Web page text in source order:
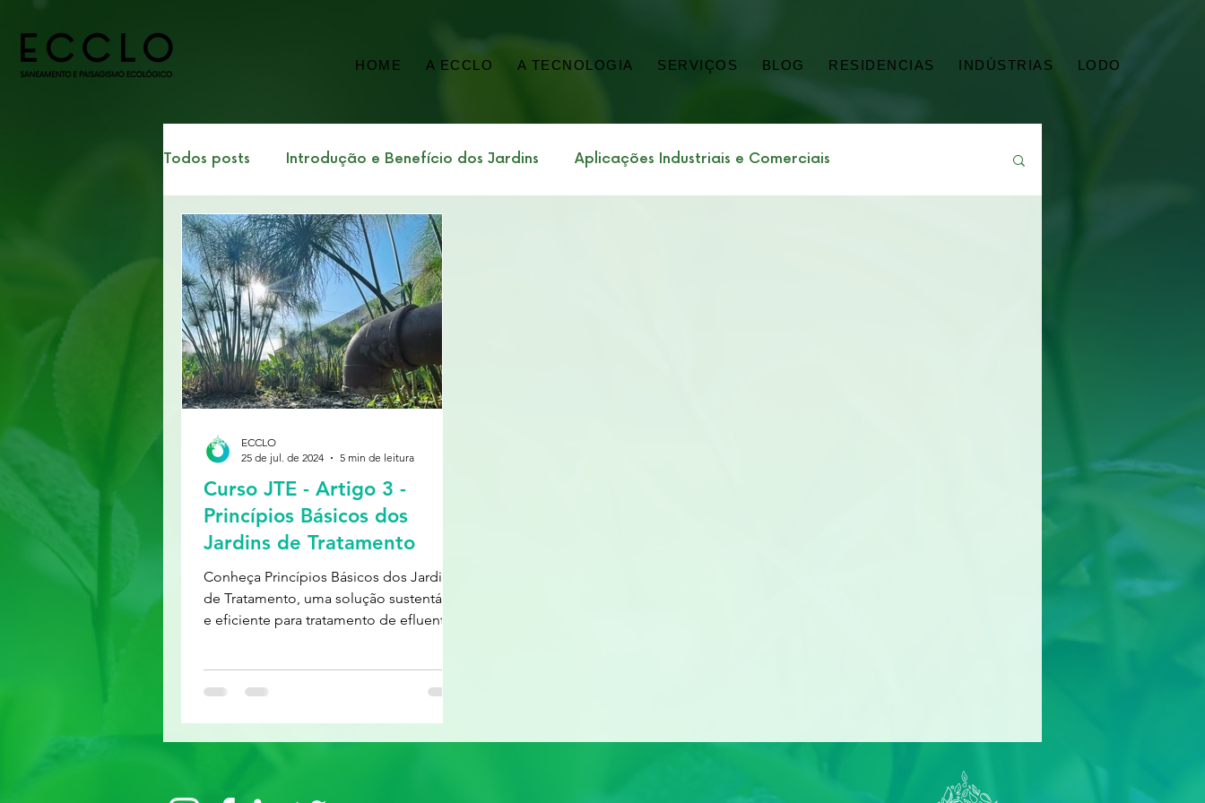
HOME A ECCLO A TECNOLOGIA SERVIÇOS BLOG RESIDENCIAS INDÚSTRIAS LODO
Todos posts Introdução e Benefício dos Jardins Aplicações Industriais e Comerciais
ESG e Sustentabilidade Corporativa
Tecnologia, Inovação e Economia
Curso: Jardins de Tratamentos
Curso JTE - Artigo 3 -
Princípios Básicos dos
Jardins de Tratamento
Conheça Princípios Básicos dos Jardins
de Tratamento, uma solução sustentável
e eficiente para tratamento de efluente
ECCLO
25 de jul. de 2024
5 min de leitura